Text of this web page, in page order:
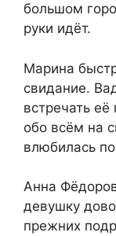
большом
руки идёт.
Марина
свидание.
встречать
обо всём на
влюбилась
Анна
девушку
прежних